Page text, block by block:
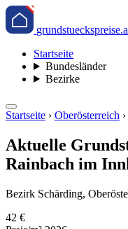
Startseite
Bundesländer
Bezirke
Startseite › Oberösterreich ›
Aktuelle
Rainbach im
Bezirk Schärding,
42 €